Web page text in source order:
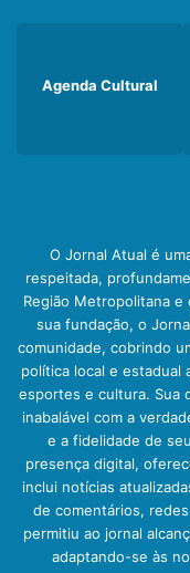
Agenda Cultural
O Jornal Atual é
respeitada,
Região Metropolitana e
sua fundação, o
comunidade, cobrindo
política local e estadual
esportes e cultura. Sua
inabalável com a
e a fidelidade de
presença digital,
inclui notícias
de comentários,
permitiu ao jornal
adaptando-se às